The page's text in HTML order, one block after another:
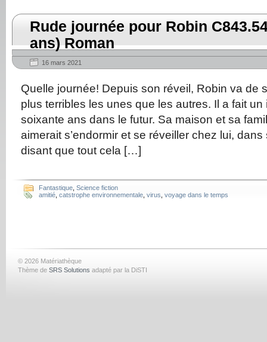
Rude journée pour Robin
ans) Roman
16 mars 2021
Quelle journée! Depuis son réveil, Robin va de
plus terribles les unes que les autres. Il a fait
soixante ans dans le futur. Sa maison et sa
aimerait s’endormir et se réveiller chez lui,
disant que tout cela […]
Fantastique Science fiction
amitié catstrophe environnementale virus voyage dans le temps
© 2026 Matériathèque
Thème de SRS Solutions adapté par la DiSTI